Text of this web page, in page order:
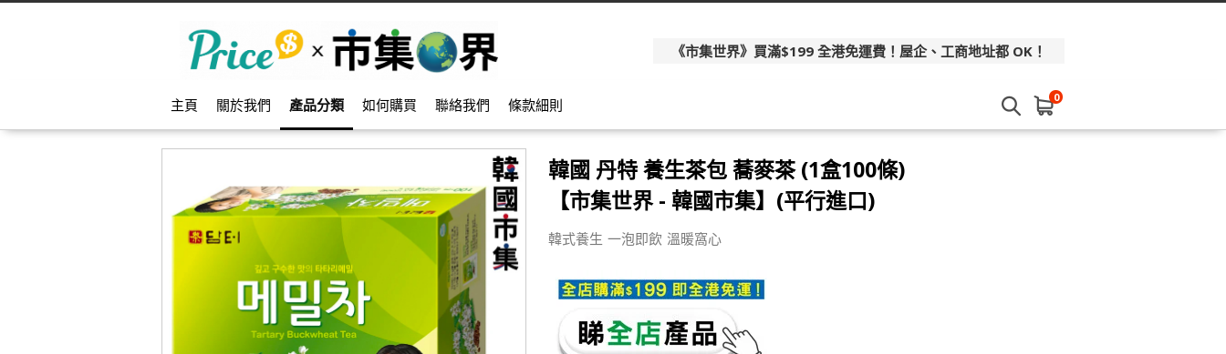
《市集世界》買滿$199 全港免運費！屋企、工商地址都 OK！
主頁 關於我們 產品分類 如何購買 聯絡我們 條款細則 0
韓國 丹特 養生茶包 蕎麥茶 (1盒100條)
【市集世界 - 韓國市集】(平行進口)
韓式養生 一泡即飲 溫暖窩心